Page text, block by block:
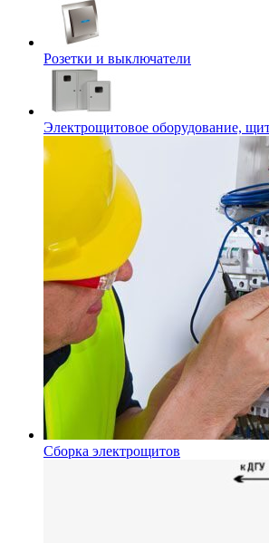
Розетки и выключатели
Электрощитовое оборудование,
Сборка электрощитов